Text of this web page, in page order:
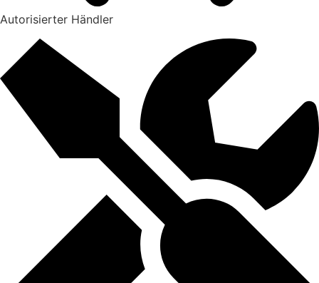
Autorisierter Händler